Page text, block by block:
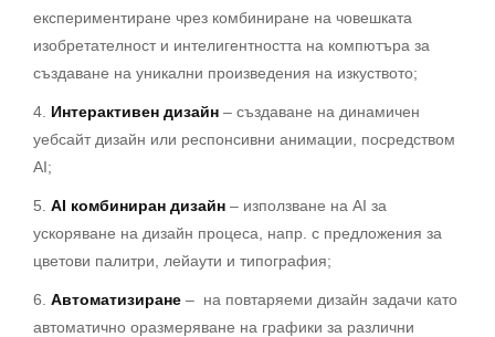
експериментиране чрез комбиниране на човешката
изобретателност и интелигентността на компютъра за
създаване на уникални произведения на изкуството;
Интерактивен дизайн – създаване на динамичен
уебсайт дизайн или респонсивни анимации, посредством
AI;
AI комбиниран дизайн – използване на AI за
ускоряване на дизайн процеса, напр. с предложения за
цветови палитри, лейаути и типография;
Автоматизиране – на повтаряеми дизайн задачи като
автоматично оразмеряване на графики за различни